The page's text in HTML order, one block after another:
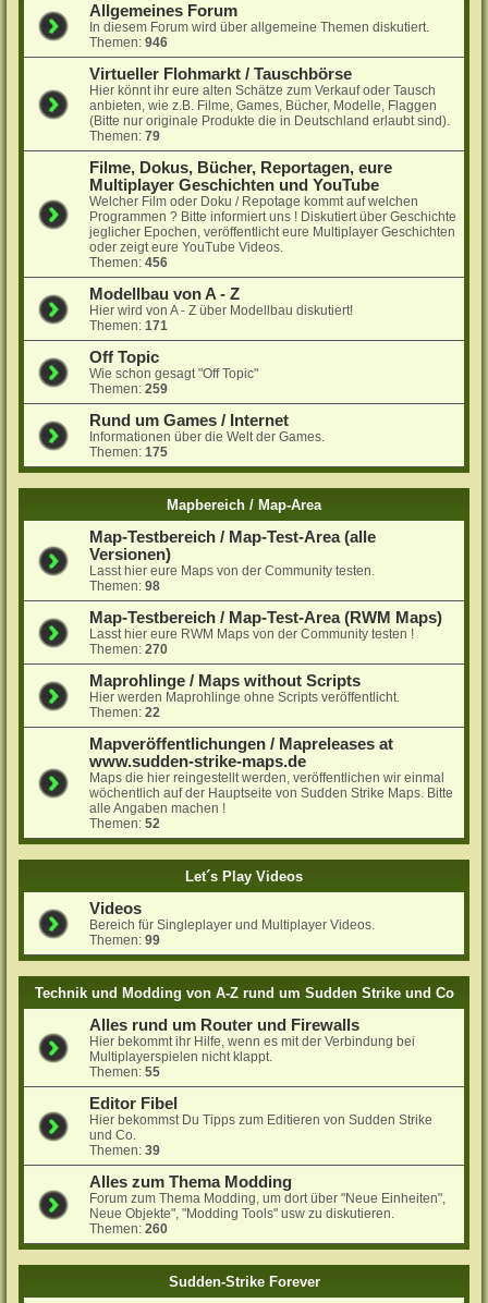
Allgemeines Forum
In diesem Forum wird über allgemeine Themen diskutiert.
Themen:946
Virtueller Flohmarkt / Tauschbörse
Hier könnt ihr eure alten Schätze zum Verkauf oder Tausch
anbieten, wie z.B. Filme, Games, Bücher, Modelle, Flaggen
(Bitte nur originale Produkte die in Deutschland erlaubt sind).
Themen:79
Filme, Dokus, Bücher, Reportagen, eure
Multiplayer Geschichten und YouTube
Welcher Film oder Doku / Repotage kommt auf welchen
Programmen ? Bitte informiert uns ! Diskutiert über Geschichte
jeglicher Epochen, veröffentlicht eure Multiplayer Geschichten
oder zeigt eure YouTube Videos.
Themen:456
Modellbau von A - Z
Hier wird von A - Z über Modellbau diskutiert!
Themen:171
Off Topic
Wie schon gesagt "Off Topic"
Themen:259
Rund um Games / Internet
Informationen über die Welt der Games.
Themen:175
Mapbereich / Map-Area
Map-Testbereich / Map-Test-Area (alle
Versionen)
Lasst hier eure Maps von der Community testen.
Themen:98
Map-Testbereich / Map-Test-Area (RWM Maps)
Lasst hier eure RWM Maps von der Community testen !
Themen:270
Maprohlinge / Maps without Scripts
Hier werden Maprohlinge ohne Scripts veröffentlicht.
Themen:22
Mapveröffentlichungen / Mapreleases at
www.sudden-strike-maps.de
Maps die hier reingestellt werden, veröffentlichen wir einmal
wöchentlich auf der Hauptseite von Sudden Strike Maps. Bitte
alle Angaben machen !
Themen:52
Let´s Play Videos
Videos
Bereich für Singleplayer und Multiplayer Videos.
Themen:99
Technik und Modding von A-Z rund um Sudden Strike und Co
Alles rund um Router und Firewalls
Hier bekommt ihr Hilfe, wenn es mit der Verbindung bei
Multiplayerspielen nicht klappt.
Themen:55
Editor Fibel
Hier bekommst Du Tipps zum Editieren von Sudden Strike
und Co.
Themen:39
Alles zum Thema Modding
Forum zum Thema Modding, um dort über "Neue Einheiten",
Neue Objekte", "Modding Tools" usw zu diskutieren.
Themen:260
Sudden-Strike Forever